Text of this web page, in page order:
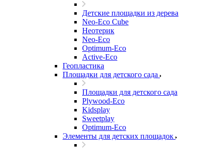
Детские площадки из дерева
Neo-Eco Cube
Неотерик
Neo-Eco
Оptimum-Еco
Active-Eco
Геопластика
Площадки для детского сада
Площадки для детского сада
Plywood-Eco
Kidsplay
Sweetplay
Оptimum-Еco
Элементы для детских площадок